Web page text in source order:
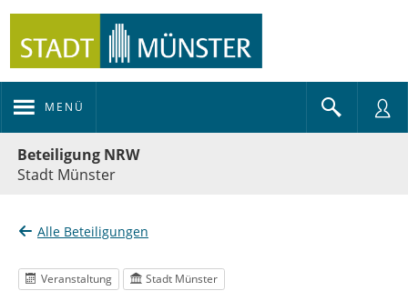
MENÜ
Beteiligung NRW
Stadt Münster
Alle Beteiligungen
Veranstaltung Stadt Münster